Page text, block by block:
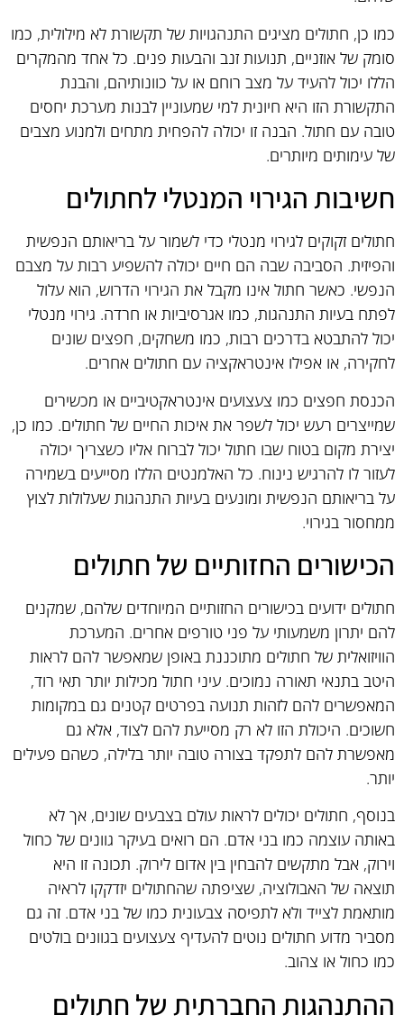
כמו כן, חתולים מציגים התנהגויות של תקשורת לא מילולית, כמו
סומק של אוזניים, תנועות זנב והבעות פנים. כל אחד מהמקרים
הללו יכול להעיד על מצב רוחם או על כוונותיהם, והבנת
התקשורת הזו היא חיונית למי שמעוניין לבנות מערכת יחסים
טובה עם חתול. הבנה זו יכולה להפחית מתחים ולמנוע מצבים
של עימותים מיותרים.
חשיבות הגירוי המנטלי לחתולים
חתולים זקוקים לגירוי מנטלי כדי לשמור על בריאותם הנפשית
והפיזית. הסביבה שבה הם חיים יכולה להשפיע רבות על מצבם
הנפשי. כאשר חתול אינו מקבל את הגירוי הדרוש, הוא עלול
לפתח בעיות התנהגות, כמו אגרסיביות או חרדה. גירוי מנטלי
יכול להתבטא בדרכים רבות, כמו משחקים, חפצים שונים
לחקירה, או אפילו אינטראקציה עם חתולים אחרים.
הכנסת חפצים כמו צעצועים אינטראקטיביים או מכשירים
שמייצרים רעש יכול לשפר את איכות החיים של חתולים. כמו כן,
יצירת מקום בטוח שבו חתול יכול לברוח אליו כשצריך יכולה
לעזור לו להרגיש נינוח. כל האלמנטים הללו מסייעים בשמירה
על בריאותם הנפשית ומונעים בעיות התנהגות שעלולות לצוץ
ממחסור בגירוי.
הכישורים החזותיים של חתולים
חתולים ידועים בכישורים החזותיים המיוחדים שלהם, שמקנים
להם יתרון משמעותי על פני טורפים אחרים. המערכת
הוויזואלית של חתולים מתוכננת באופן שמאפשר להם לראות
היטב בתנאי תאורה נמוכים. עיני חתול מכילות יותר תאי רוד,
המאפשרים להם לזהות תנועה בפרטים קטנים גם במקומות
חשוכים. היכולת הזו לא רק מסייעת להם לצוד, אלא גם
מאפשרת להם לתפקד בצורה טובה יותר בלילה, כשהם פעילים
יותר.
בנוסף, חתולים יכולים לראות עולם בצבעים שונים, אך לא
באותה עוצמה כמו בני אדם. הם רואים בעיקר גוונים של כחול
וירוק, אבל מתקשים להבחין בין אדום לירוק. תכונה זו היא
תוצאה של האבולוציה, שציפתה שהחתולים יזדקקו לראיה
מותאמת לצייד ולא לתפיסה צבעונית כמו של בני אדם. זה גם
מסביר מדוע חתולים נוטים להעדיף צעצועים בגוונים בולטים
כמו כחול או צהוב.
ההתנהגות החברתית של חתולים